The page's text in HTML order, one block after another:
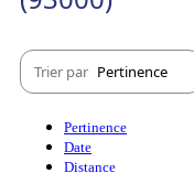
Trier par Pertinence
Pertinence
Date
Distance